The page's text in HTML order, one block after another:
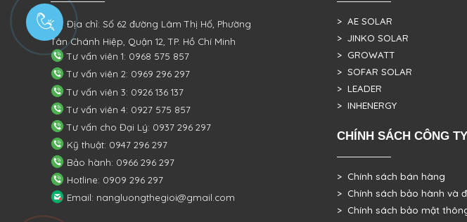
Địa chỉ: Số 62 đường Lâm Thị Hố, Phường
Tân Chánh Hiệp, Quận 12, TP. Hồ Chí Minh
Tư vấn viên 1: 0968 575 857
Tư vấn viên 2: 0969 296 297
Tư vấn viên 3: 0926 136 137
Tư vấn viên 4: 0927 575 857
Tư vấn cho Đại Lý: 0937 296 297
Kỹ thuật: 0947 296 297
Bảo hành: 0966 296 297
Hotline: 0909 296 297
Email: nangluongthegioi@gmail.com
> AE SOLAR
> JINKO SOLAR
> GROWATT
> SOFAR SOLAR
> LEADER
> INHENERGY
CHÍNH SÁCH CÔNG TY
> Chính sách bán hàng
> Chính sách bảo hành và
> Chính sách bảo mật